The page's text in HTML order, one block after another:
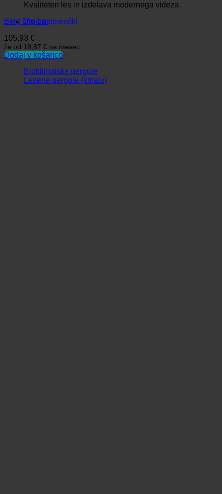
Kvaliteten les in izdelava modernega videza.
Vrtni nadstreški
Bioklimatske pergole
Lesene pergole (kmalu)
Berg Dip bar
105,93 €
že od 18,87 € na mesec
Dodaj v košarico